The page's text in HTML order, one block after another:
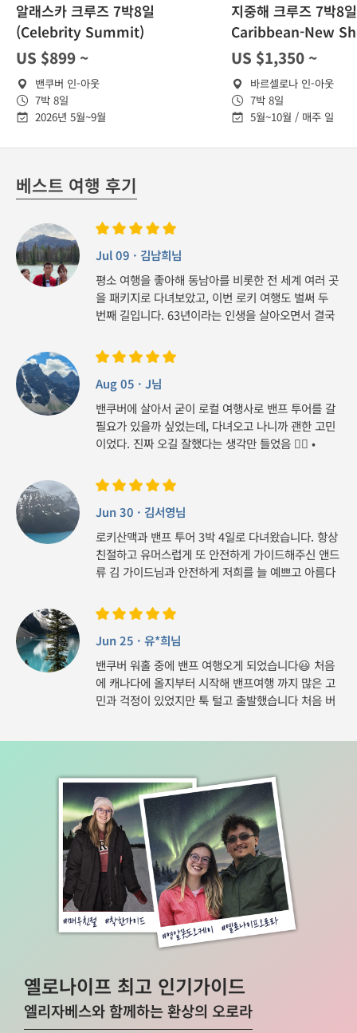
알래스카 크루즈 7박8일
(Celebrity Summit)
US $899 ~
밴쿠버 인-아웃
7박 8일
2026년 5월~9월
지중해 크루즈 7박8
Caribbean-New
US $1,350 ~
바르셀로나 인-아웃
7박 8일
5월~10월 / 매주 일
베스트 여행 후기
Jul 09 · 김남희님
평소 여행을 좋아해 동남아를 비롯한 전 세계 여러 곳
을 패키지로 다녀보았고, 이번 로키 여행도 벌써 두
번째 길입니다. 63년이라는 인생을 살아오면서 결국
마나 소중하고 귀한지 잘 알고 있습니다. 그런데 이번
로키 투어에서는 정말 망설임 없이 힘차게 '엄지척'을
들어 올릴 수 있는, 그 이름도 찬란한 '스마일 양' 가이
드님이라는 아주 특별한 분을 만났습니다. 사실 여행
첫날, 성수기라 50명이 넘는 인원으로 만석이 된 버스
에 올라탔을 때는 '아, 이번 여행 선택이 뭔가 잘못된
건가?' 싶어 덜컥 불안했습니다. 게다가 제 자리가 버
큰일 났다며 걱정이 앞섰습니다. 하지만 그 걱정은 다
음 날 아침 눈 녹듯 사라졌습니다. 가이드님께서는 모
을 진행해 주셨고, 친절하게 배치표까지 준비해 오셨
더군요. 단체 카톡방을 통해 꼼꼼하고 빠르게 소식을
공유해 주시는 것은 물론, 로키 여행의 모든 정보를
리고 버스 안에서 그걸 직접 걸어두고 열정적으로 설
님의 세심한 배려는 여기서 끝이 아니었습니다. 식사
시간에는 고객들이 조금이라도 더 편하고 좋은 환경
에서 식사할 수 있도록 직접 음식 서빙까지 마다하지
않으셨고, 복잡한 화장실 줄까지 일일이 정리해 주시
지여행을 다니면서도 그 어떤 가이드에게서도 보지
못한 특별함이었습니다. 투어 중에 스마일 양 가이드
님이 나이를 맞춰보라고 하셨을 때, 저는 정말 활기찬
모습만 보고 43세쯤 되셨나 생각했습니다. 그런데 반
전 나이를 밝히셨을 때 진심으로 깜짝 놀랐습니다. 그
나이에 그렇게 몸이 가볍고 귀찮은 기색 하나 없이 뜨
거운 열정을 유지하는 게 얼마나 대단하고 어려운 일
인지 너무나도 잘 알기 때문입니다. 철저한 자기관리
와 고객의 행복을 위해 온 몸을 던져 최선을 다하는
정말 멋진 분이었습니다. 오케이투어 대표님께 꼭 말
기꺼이 해내는 최고의 '보배'를 차지하고 계신 겁니
다. 정말 엄청난 행운을 잡으신 기분일 텐데, 이 소중
한 보배를 앞으로도 귀하게 모셔주시길 바랍니다. 앞
Aug 05 · J님
밴쿠버에 살아서 굳이 로컬 여행사로 밴프 투어를 갈
필요가 있을까 싶었는데, 다녀오고 나니까 괜한 고민
이었다. 진짜 오길 잘했다는 생각만 들었음 👍🏻 •
두 분 다 경력이 오래되셔서 그런지 운전도 엄청 편했
고, 이동하는 동안 캐나다 역사부터 현지 사람들만 아
는 맛집이나 숨은 명소까지 재밌게 알려주셔서 시간
가는 줄 몰랐다. 나도 밴쿠버에 오래 살았는데 처음
듣는 이야기들이 많아서 더 좋았음. 특히 캐나다 공휴
일 때문에 일정이 조금 바뀐다고 해서 살짝 걱정했는
데, 오히려 일반 관광객들은 잘 안 가는 드라마 촬영
데려가 주셔서 너무 감동이었다. 어떻게든 하나라도
더 보여주려고 신경 써주시는 게 느껴졌음 🤍 야생동
러 버스를 세워서 사진 찍을 시간도 주시고, 하나라도
더 보여주려고 끝까지 찾아주시는 모습이 정말 인상
깊었다. 이런 세심한 배려 덕분에 더 기억에 남는 여
음에는 부모님 모시고 꼭 다시 오고 싶을 정도였다.
싶은 투어!!
Jun 30 · 김서영님
로키산맥과 밴프 투어 3박 4일로 다녀왔습니다. 항상
친절하고 유머스럽게 또 안전하게 가이드해주신 앤드
류 김 가이드님과 안전하게 저희를 늘 예쁘고 아름다
분에 잊지 못할 여행된 것 같습니다. 밀플랜으로 정해
진 식사도 신청했는데 편리하고 만족스러웠고 호텔도
너무 좋았습니다!! 다녀온 곳 모두 꼭 가보고 싶은 명
소였는데 갈 수 있어서 좋았고 힐링하며 인생샷도 남
기고 행복했습니다! 정말 감사했습니다~~
Jun 25 · 유*희님
밴쿠버 워홀 중에 밴프 여행오게 되었습니다😃 처음
에 캐나다에 올지부터 시작해 밴프여행 까지 많은 고
민과 걱정이 있었지만 툭 털고 출발했습니다 처음 버
고 가족 친구 연인 부부 어린이 어르신 대학생 분들
일본분들 까지 😃 모두 같은 마음으로 여행을 하러 오
셨구나 ! 밴프 여행과는 별개로 많은 생각을 하는 시
간이 되었던 것 같습니다 투어 시작을 하며 모든 장관
들을 바라보고 장관마다 음악을 틀어주시고 캐나다에
관한 아주 다양한 이야기를 끊임없이 들으며 창밖의
풍경을 볼 수 있어서 참 즐거웠던 시간이었던 것 같습
니다 특히 인디언 퍼스트 네이션에 관한 역사 대한 설
명이 인상 깊었던 시간이었고 많은 생각을 해보는 시
간이었습니다 개인적으로 역사와 창밖 풍경을 좋아하
히 호수투어는 너무 좋은 날씨와 캐서린님의 세심한
안내하에 모두 잘 마칠 수가 있었고 밀플랜 어쩌다 보
니 거의 다 신청한 것 같았는데 맛있게 잘먹었습니다
옐로나이프 최고 인기가이드
엘리자베스와 함께하는 환상의 오로라